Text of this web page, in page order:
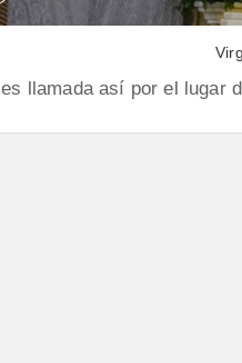
es llamada así por el lugar